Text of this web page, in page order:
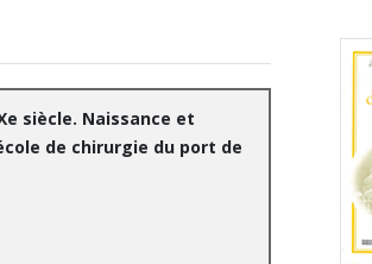
siècle. Naissance et
de chirurgie du port de